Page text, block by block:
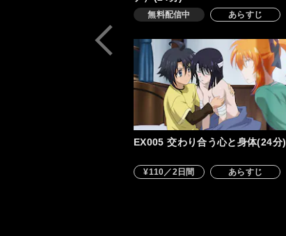
無料配信中 あらすじ
EX005 交わり合う心と身体(24分)
¥110／2日間 あらすじ